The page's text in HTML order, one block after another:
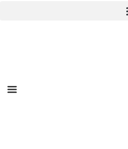
সকল ক্যাটাগরি